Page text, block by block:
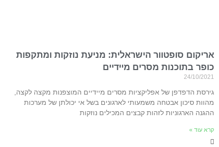
אריקום סופטוור הישראלית: מניעת נוזקות ומתקפות
כופר בתוכנות מסרים מיידיים
24/10/2021
גירסת הדפדפן של אפליקציות מסרים מיידיים המוצפנות מקצה לקצה,
מהוות סיכון אבטחה משמעותי לארגונים בשל אי יכולתן של מערכות
ההגנה הארגוניות לזהות קבצים המכילים נוזקות
קרא עוד »